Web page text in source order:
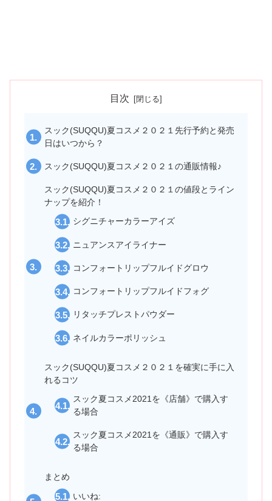
目次
スック(SUQQU)夏コスメ２０２１先行予約と発売
日はいつから？
スック(SUQQU)夏コスメ２０２１の通販情報♪
スック(SUQQU)夏コスメ２０２１の値段とライン
ナップを紹介！
シグニチャーカラーアイズ
ニュアンスアイライナー
コンフォートリップフルイドグロウ
コンフォートリップフルイドフォグ
リタッチプレストパウダー
ネイルカラーポリッシュ
スック(SUQQU)夏コスメ２０２１を確実に手に入
れるコツ
スック夏コスメ2021を《店舗》で購入す
る場合
スック夏コスメ2021を《通販》で購入す
る場合
まとめ
いいね: